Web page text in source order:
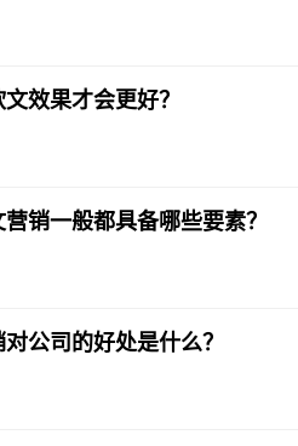
效果才会更好？
销一般都具备哪些要素？
公司的好处是什么？